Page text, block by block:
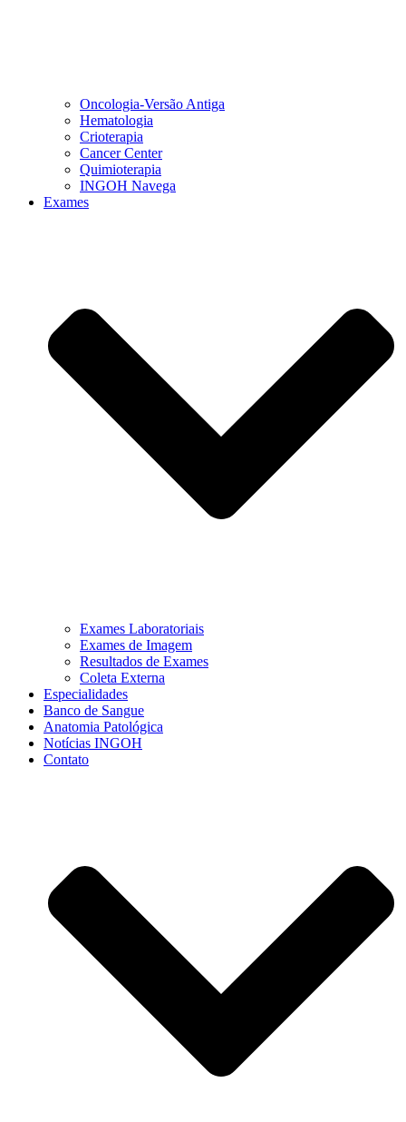
Oncologia-Versão Antiga
Hematologia
Crioterapia
Cancer Center
Quimioterapia
INGOH Navega
Exames
Exames Laboratoriais
Exames de Imagem
Resultados de Exames
Coleta Externa
Especialidades
Banco de Sangue
Anatomia Patológica
Notícias INGOH
Contato